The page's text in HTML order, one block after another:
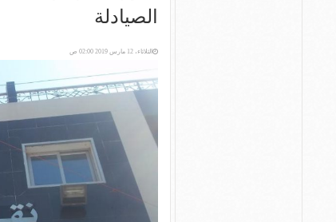
الصيادلة
الثلاثاء، 12 مارس 2019 02:00 ص